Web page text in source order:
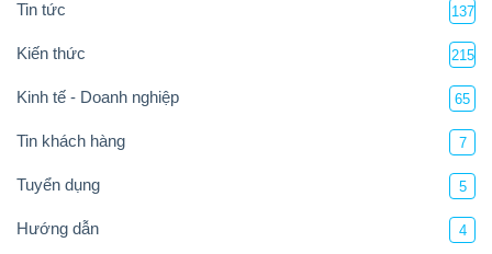
Tin tức 137
Kiến thức 215
Kinh tế - Doanh nghiệp 65
Tin khách hàng 7
Tuyển dụng 5
Hướng dẫn 4